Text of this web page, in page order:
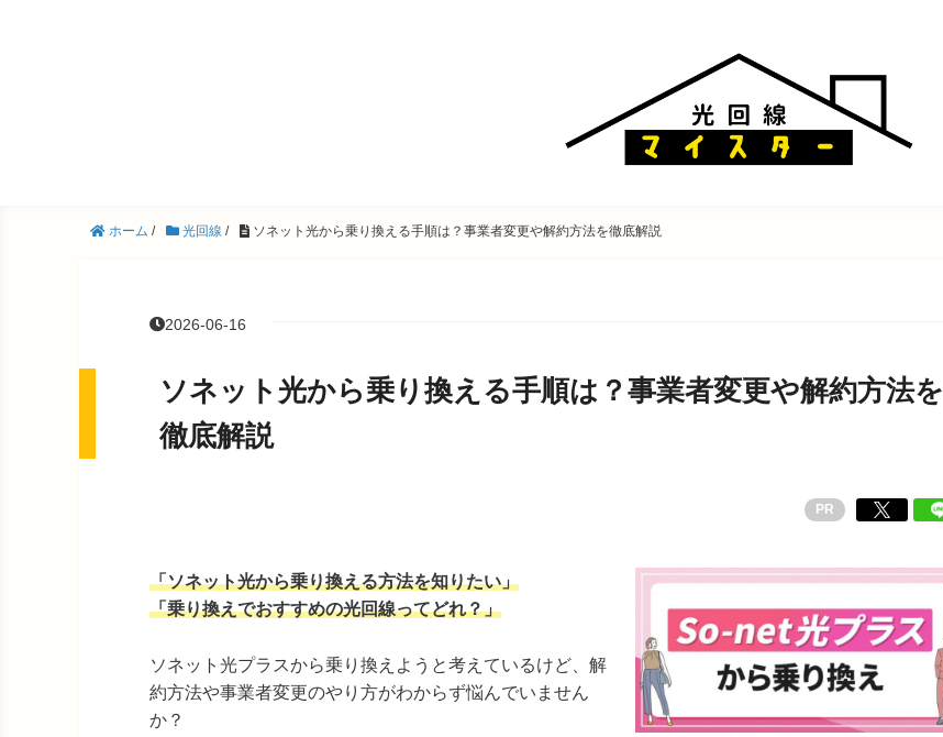
ホーム / 光回線 / ソネット光から乗り換える手順は？事業者変更や解約方法を徹底解説
2026-06-16
ソネット光から乗り換える手順は？事業者変更や解約方法を
徹底解説
PR
「ソネット光から乗り換える方法を知りたい」
「乗り換えでおすすめの光回線ってどれ？」
ソネット光プラスから乗り換えようと考えているけど、解
約方法や事業者変更のやり方がわからず悩んでいません
か？